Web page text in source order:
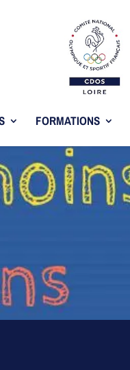
FORMATIONS